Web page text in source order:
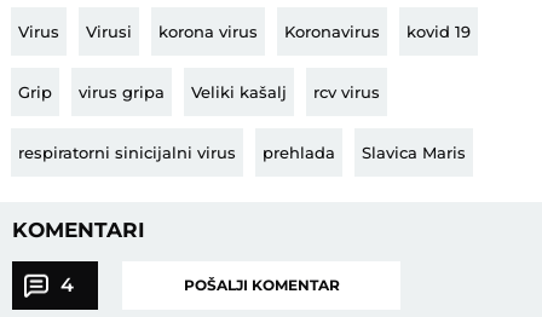
Virus Virusi korona virus Koronavirus kovid 19
Grip virus gripa Veliki kašalj rcv virus
respiratorni sinicijalni virus prehlada Slavica Maris
KOMENTARI
4 POŠALJI KOMENTAR